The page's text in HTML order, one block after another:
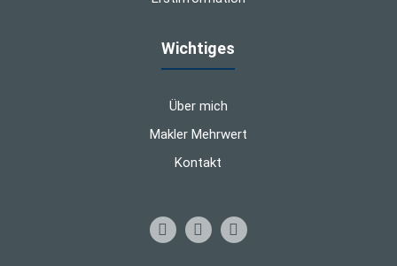
Wichtiges
Über mich
Makler Mehrwert
Kontakt